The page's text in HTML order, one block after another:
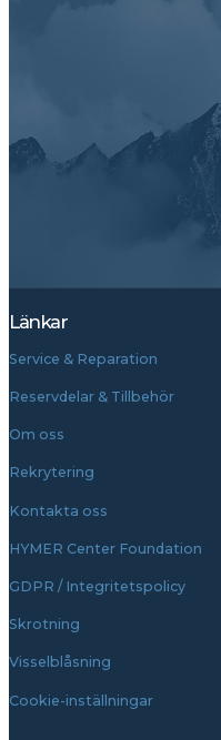
Länkar
Service & Reparation
Reservdelar & Tillbehör
Om oss
Rekrytering
Kontakta oss
HYMER Center Foundation
GDPR / Integritetspolicy
Skrotning
Visselblåsning
Cookie-inställningar